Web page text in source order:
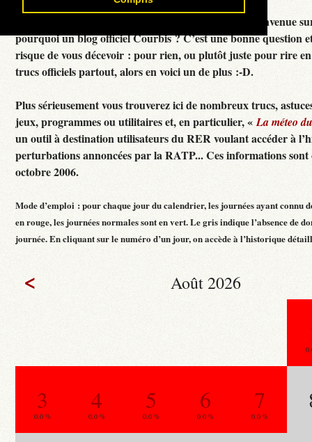
Courbis, « LE » Blog Officiel - je vous souhaite la bienvenue
pourquoi un blog officiel Courbis ? C’est une bonne question
risque de vous décevoir : pour rien, ou plutôt juste pour rire
trucs officiels partout, alors en voici un de plus :-D.
Plus sérieusement vous trouverez ici de nombreux trucs,
jeux, programmes ou utilitaires et, en particulier, «La méteo
un outil à destination utilisateurs du RER voulant accéder à
perturbations annoncées par la RATP... Ces informations sont
octobre 2006.
Mode d’emploi : pour chaque jour du calendrier, les journées ayant connu
en rouge, les journées normales sont en vert. Le gris indique l’absence de
journée. En cliquant sur le numéro d’un jour, on accède à l’historique
< Août 2026
3
0.0 %
4
0.0 %
5
0.0 %
6
0.0 %
7
0.0 %